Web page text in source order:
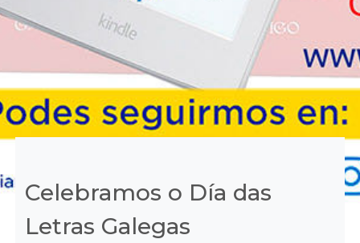
Celebramos o Día das
Letras Galegas